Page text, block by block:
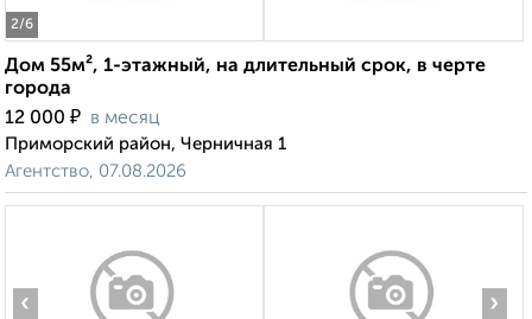
2/6
Дом 55м², 1-этажный, на длительный срок, в черте
города
12 000 ₽ в месяц
Приморский район, Черничная 1
Агентство, 07.08.2026
‹ ›